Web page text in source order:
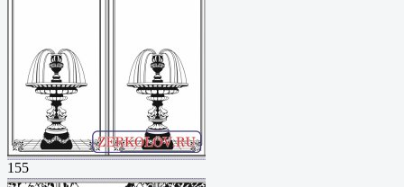
155